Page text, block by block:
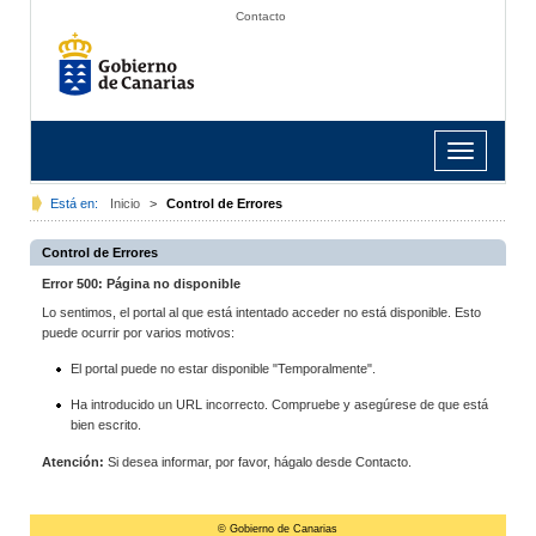
Contacto
Toggle
navigation
Está en: Inicio > Control de Errores
Control de Errores
Error 500: Página no disponible
Lo sentimos, el portal al que está intentado acceder no está disponible. Esto
puede ocurrir por varios motivos:
El portal puede no estar disponible "Temporalmente".
Ha introducido un URL incorrecto. Compruebe y asegúrese de que está
bien escrito.
Atención: Si desea informar, por favor, hágalo desde Contacto.
© Gobierno de Canarias